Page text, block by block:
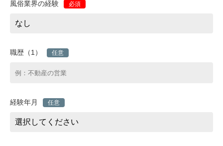
風俗業界の経験 必須
職歴（1） 任意
経験年月 任意